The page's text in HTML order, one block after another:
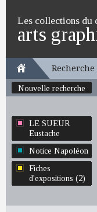
Les collections du
arts
Recherche
Nouvelle recherche
LE SUEUR
Eustache
Notice Napoléon
Fiches
d'expositions (2)